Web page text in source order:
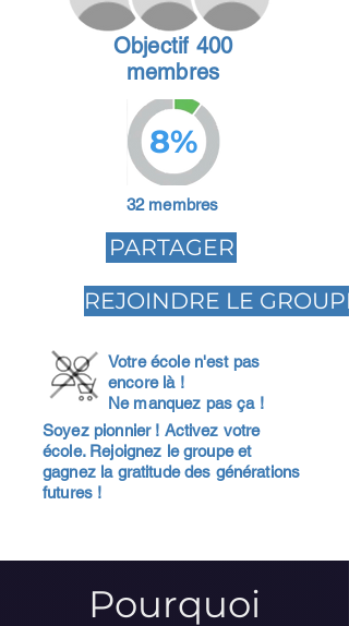
Objectif 400
membres
8%
32 membres
PARTAGER
REJOINDRE LE GROUPE
Votre école n'est pas
encore là !
Ne manquez pas ça !
Soyez pionnier ! Activez votre
école. Rejoignez le groupe et
gagnez la gratitude des générations
futures !
Pourquoi